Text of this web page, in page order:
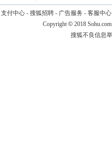
支付中心- 搜狐招聘- 广告服务 - 客服中心
Copyright © 2018
搜狐不良信息